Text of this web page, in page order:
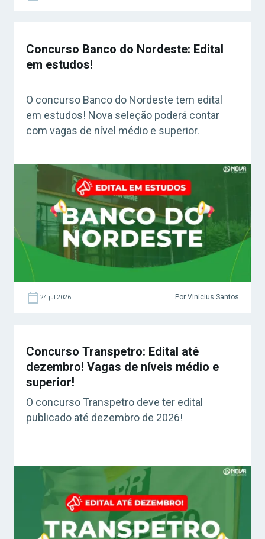
Concurso Banco do Nordeste: Edital
em estudos!
O concurso Banco do Nordeste tem edital
em estudos! Nova seleção poderá contar
com vagas de nível médio e superior.
24 jul 2026 Por Vinicius Santos
Concurso Transpetro: Edital até
dezembro! Vagas de níveis médio e
superior!
O concurso Transpetro deve ter edital
publicado até dezembro de 2026!